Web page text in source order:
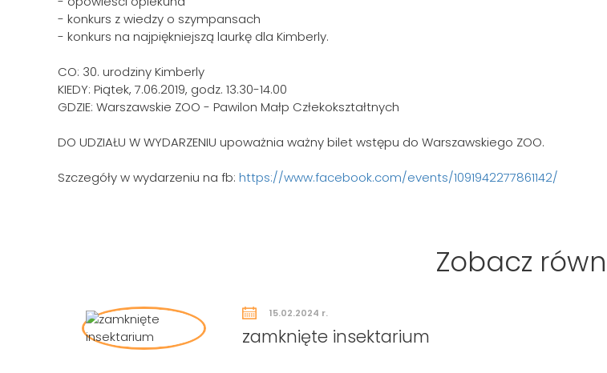
- konkurs z wiedzy o szympansach
- konkurs na najpiękniejszą laurkę dla Kimberly.
CO: 30. urodziny Kimberly
KIEDY: Piątek, 7.06.2019, godz. 13.30-14.00
GDZIE: Warszawskie ZOO - Pawilon Małp Człekokształtnych
DO UDZIAŁU W WYDARZENIU upoważnia ważny bilet wstępu do Warszawskiego ZOO.
Szczegóły w wydarzeniu na fb: https://www.facebook.com/events/1091942277861142/
Zobacz
15.02.2024 r.
zamknięte insektarium